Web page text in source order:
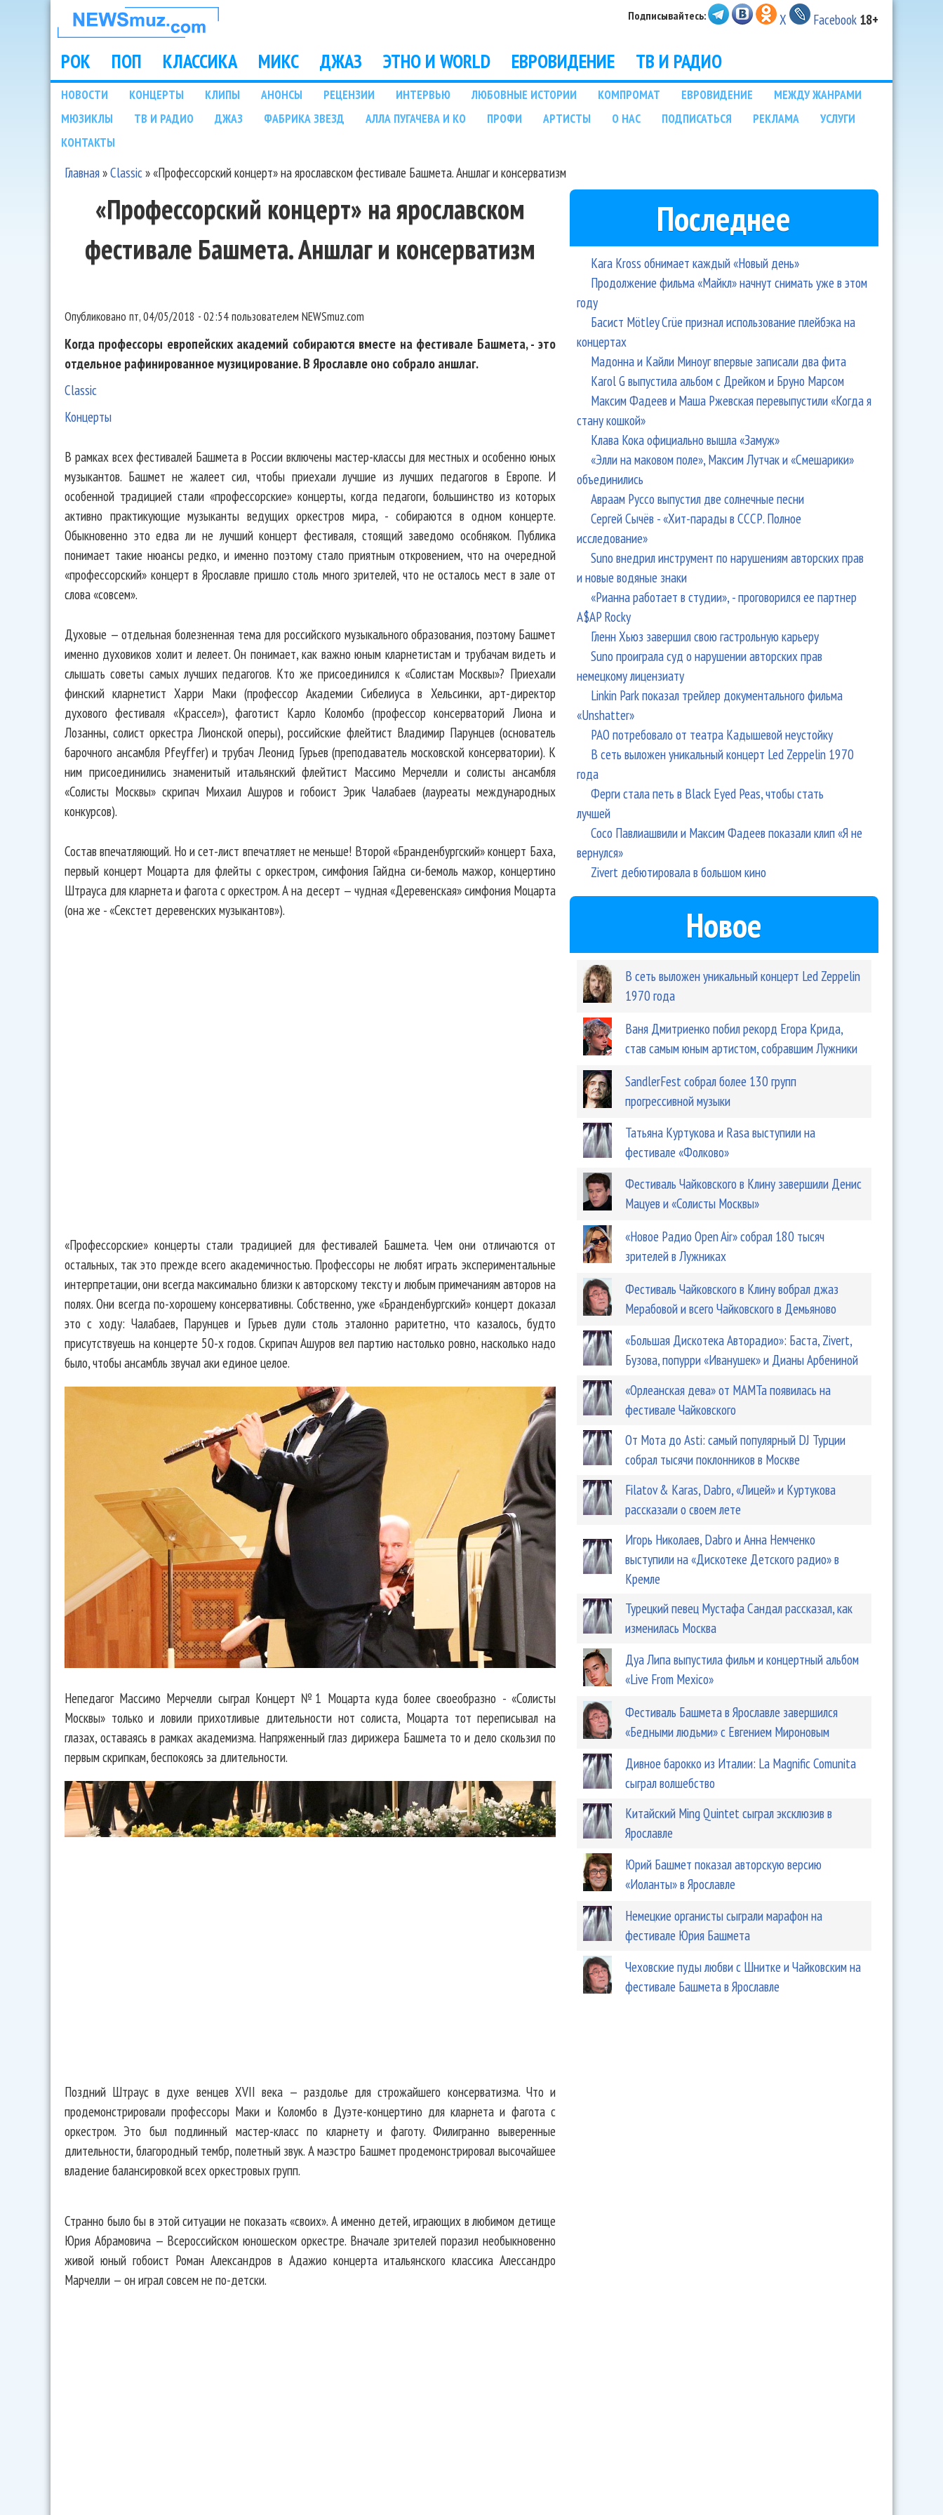
НОВОСТИ
МУЗЫКИ И
ШОУ БИЗНЕСА
NEWSMUZ.COM
Подписывайтесь: X Facebook 18+
Main menu
РОК ПОП КЛАССИКА МИКС ДЖАЗ ЭТНО И WORLD ЕВРОВИДЕНИЕ ТВ И РАДИО
Подразделы
НОВОСТИ КОНЦЕРТЫ КЛИПЫ АНОНСЫ РЕЦЕНЗИИ ИНТЕРВЬЮ ЛЮБОВНЫЕ ИСТОРИИ КОМПРОМАТ ЕВРОВИДЕНИЕ
МЕЖДУ ЖАНРАМИ
МЮЗИКЛЫ
ТВ И РАДИО ДЖАЗ ФАБРИКА ЗВЕЗД АЛЛА ПУГАЧЕВА И КО ПРОФИ АРТИСТЫ О НАС ПОДПИСАТЬСЯ РЕКЛАМА
УСЛУГИ
КОНТАКТЫ
Главная»Classic»«Профессорский концерт» на ярославском фестивале Башмета. Аншлаг и консерватизм
«Профессорский концерт» на ярославском
фестивале Башмета. Аншлаг и консерватизм
Опубликовано пт, 04/05/2018 - 02:54пользователем NEWSmuz.com
Когда профессоры европейских академий собираются вместе на фестивале Башмета, - это
отдельное рафинированное музицирование. В Ярославле оно собрало аншлаг.
Classic
Концерты
В рамках всех фестивалей Башмета в России включены мастер-классы для местных и особенно юных
музыкантов. Башмет не жалеет сил, чтобы приехали лучшие из лучших педагогов в Европе. И
особенной традицией стали «профессорские» концерты, когда педагоги, большинство из которых
активно практикующие музыканты ведущих оркестров мира, - собираются в одном концерте.
Обыкновенно это едва ли не лучший концерт фестиваля, стоящий заведомо особняком. Публика
понимает такие нюансы редко, и именно поэтому стало приятным откровением, что на очередной
«профессорский» концерт в Ярославле пришло столь много зрителей, что не осталось мест в зале от
слова «совсем».
Духовые — отдельная болезненная тема для российского музыкального образования, поэтому Башмет
именно духовиков холит и лелеет. Он понимает, как важно юным кларнетистам и трубачам видеть и
слышать советы самых лучших педагогов. Кто же присоединился к «Солистам Москвы»? Приехали
финский кларнетист Харри Маки (профессор Академии Сибелиуса в Хельсинки, арт-директор
духового фестиваля «Крассел»), фаготист Карло Коломбо (профессор консерваторий Лиона и
Лозанны, солист оркестра Лионской оперы), российские флейтист Владимир Парунцев (основатель
барочного ансамбля Pfeyffer) и трубач Леонид Гурьев (преподаватель московской консерватории). К
ним присоединились знаменитый итальянский флейтист Массимо Мерчелли и солисты ансамбля
«Солисты Москвы» скрипач Михаил Ашуров и гобоист Эрик Чалабаев (лауреаты международных
конкурсов).
Состав впечатляющий. Но и сет-лист впечатляет не меньше! Второй «Бранденбургский» концерт Баха,
первый концерт Моцарта для флейты с оркестром, симфония Гайдна си-бемоль мажор, концертино
Штрауса для кларнета и фагота с оркестром. А на десерт — чудная «Деревенская» симфония Моцарта
(она же - «Секстет деревенских музыкантов»).
«Профессорские» концерты стали традицией для фестивалей Башмета. Чем они отличаются от
остальных, так это прежде всего академичностью. Профессоры не любят играть экспериментальные
интерпретации, они всегда максимально близки к авторскому тексту и любым примечаниям авторов на
полях. Они всегда по-хорошему консервативны. Собственно, уже «Бранденбургский» концерт доказал
это с ходу: Чалабаев, Парунцев и Гурьев дули столь эталонно раритетно, что казалось, будто
присутствуешь на концерте 50-х годов. Скрипач Ашуров вел партию настолько ровно, насколько надо
было, чтобы ансамбль звучал аки единое целое.
Непедагог Массимо Мерчелли сыграл Концерт №1 Моцарта куда более своеобразно - «Солисты
Москвы» только и ловили прихотливые длительности нот солиста, Моцарта тот переписывал на
глазах, оставаясь в рамках академизма. Напряженный глаз дирижера Башмета то и дело скользил по
первым скрипкам, беспокоясь за длительности.
Поздний Штраус в духе венцев XVII века — раздолье для строжайшего консерватизма. Что и
продемонстрировали профессоры Маки и Коломбо в Дуэте-концертино для кларнета и фагота с
оркестром. Это был подлинный мастер-класс по кларнету и фаготу. Филигранно выверенные
длительности, благородный тембр, полетный звук. А маэстро Башмет продемонстрировал высочайшее
владение балансировкой всех оркестровых групп.
Странно было бы в этой ситуации не показать «своих». А именно детей, играющих в любимом детище
Юрия Абрамовича — Всероссийском юношеском оркестре. Вначале зрителей поразил необыкновенно
живой юный гобоист Роман Александров в Адажио концерта итальянского классика Алессандро
Марчелли — он играл совсем не по-детски.
Последнее
Kara Kross обнимает каждый «Новый день»
Продолжение фильма «Майкл» начнут снимать уже в этом
году
Басист Mötley Crüe признал использование плейбэка на
концертах
Мадонна и Кайли Миноуг впервые записали два фита
Karol G выпустила альбом с Дрейком и Бруно Марсом
Максим Фадеев и Маша Ржевская перевыпустили «Когда я
стану кошкой»
Клава Кока официально вышла «Замуж»
«Элли на маковом поле», Максим Лутчак и «Смешарики»
объединились
Авраам Руссо выпустил две солнечные песни
Сергей Сычёв - «Хит-парады в СССР. Полное
исследование»
Suno внедрил инструмент по нарушениям авторских прав
и новые водяные знаки
«Рианна работает в студии», - проговорился ее партнер
A$AP Rocky
Гленн Хьюз завершил свою гастрольную карьеру
Suno проиграла суд о нарушении авторских прав
немецкому лицензиату
Linkin Park показал трейлер документального фильма
«Unshatter»
РАО потребовало от театра Кадышевой неустойку
В сеть выложен уникальный концерт Led Zeppelin 1970
года
Ферги стала петь в Black Eyed Peas, чтобы стать
лучшей
Сосо Павлиашвили и Максим Фадеев показали клип «Я не
вернулся»
Zivert дебютировала в большом кино
Новое
В сеть выложен уникальный концерт Led Zeppelin
1970 года
Ваня Дмитриенко побил рекорд Егора Крида,
став самым юным артистом, собравшим Лужники
SandlerFest собрал более 130 групп
прогрессивной музыки
Татьяна Куртукова и Rasa выступили на
фестивале «Фолково»
Фестиваль Чайковского в Клину завершили Денис
Мацуев и «Солисты Москвы»
«Новое Радио Open Air» собрал 180 тысяч
зрителей в Лужниках
Фестиваль Чайковского в Клину вобрал джаз
Мерабовой и всего Чайковского в Демьяново
«Большая Дискотека Авторадио»: Баста, Zivert,
Бузова, попурри «Иванушек» и Дианы Арбениной
«Орлеанская дева» от МАМТа появилась на
фестивале Чайковского
От Мота до Asti: самый популярный DJ Турции
собрал тысячи поклонников в Москве
Filatov & Karas, Dabro, «Лицей» и Куртукова
рассказали о своем лете
Игорь Николаев, Dabro и Анна Немченко
выступили на «Дискотеке Детского радио» в
Кремле
Турецкий певец Мустафа Сандал рассказал, как
изменилась Москва
Дуа Липа выпустила фильм и концертный альбом
«Live From Mexico»
Фестиваль Башмета в Ярославле завершился
«Бедными людьми» с Евгением Мироновым
Дивное барокко из Италии: La Magnific Comunita
сыграл волшебство
Китайский Ming Quintet сыграл эксклюзив в
Ярославле
Юрий Башмет показал авторскую версию
«Иоланты» в Ярославле
Немецкие органисты сыграли марафон на
фестивале Юрия Башмета
Чеховские пуды любви с Шнитке и Чайковским на
фестивале Башмета в Ярославле